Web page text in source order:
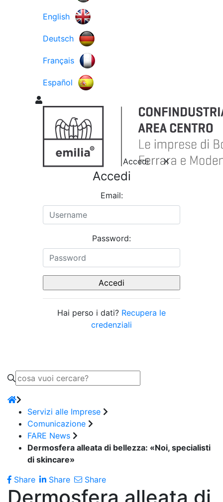
English
Deutsch
Français
Español
Accedi
Accedi
Email:
Password:
Hai perso i dati? Recupera le
credenziali
Servizi alle Imprese
Comunicazione
FARE News
Dermosfera alleata di bellezza: «Noi, specialisti
di skincare»
Share
Share Share